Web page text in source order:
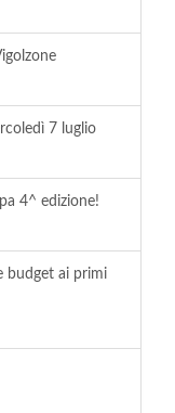
7 luglio
4^ edizione!
budget ai primi